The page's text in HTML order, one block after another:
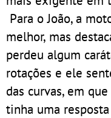
Para o João, a
melhor, mas
perdeu algum
rotações e ele
das curvas, em
tinha uma